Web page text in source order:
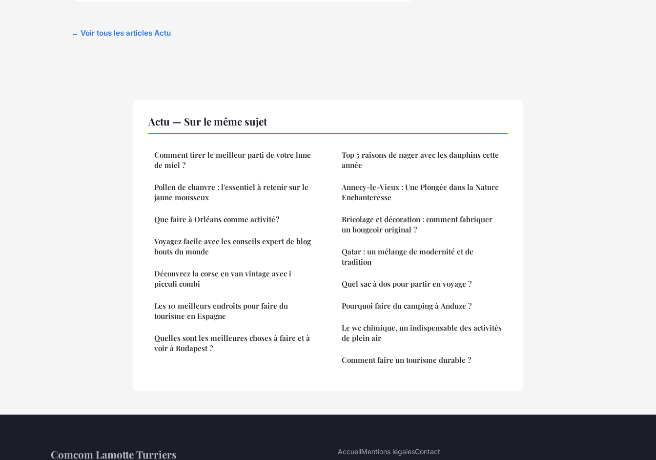
← Voir tous les articles Actu
Actu — Sur le même sujet
Comment tirer le meilleur parti de votre lune
de miel ?
Pollen de chanvre : l'essentiel à retenir sur le
jaune mousseux
Que faire à Orléans comme activité ?
Voyagez facile avec les conseils expert de blog
bouts du monde
Découvrez la corse en van vintage avec i
picculi combi
Les 10 meilleurs endroits pour faire du
tourisme en Espagne
Quelles sont les meilleures choses à faire et à
voir à Budapest ?
Top 5 raisons de nager avec les dauphins cette
année
Annecy-le-Vieux : Une Plongée dans la Nature
Enchanteresse
Bricolage et décoration : comment fabriquer
un bougeoir original ?
Qatar : un mélange de modernité et de
tradition
Quel sac à dos pour partir en voyage ?
Pourquoi faire du camping à Anduze ?
Le wc chimique, un indispensable des activités
de plein air
Comment faire un tourisme durable ?
Comcom Lamotte Turriers AccueilMentions légalesContact